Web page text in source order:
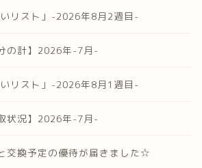
いリスト」-2026年8月2週目-
の計】2026年-7月-
いリスト」-2026年8月1週目-
状況】2026年-7月-
交換予定の優待が届きました☆